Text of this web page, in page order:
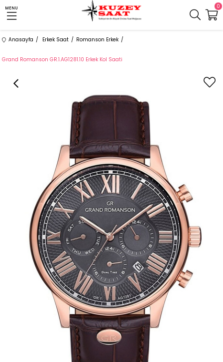
MENU 0
Anasayfa Erkek Saat Romanson Erkek
Grand Romanson GR.1.AG1281.10 Erkek Kol Saati